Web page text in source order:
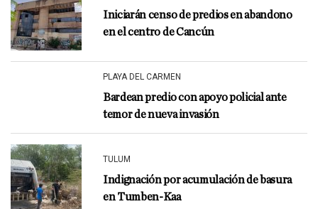
Iniciarán censo de predios en abandono
en el centro de Cancún
PLAYA DEL CARMEN
Bardean predio con apoyo policial ante
temor de nueva invasión
TULUM
Indignación por acumulación de basura
en Tumben-Kaa